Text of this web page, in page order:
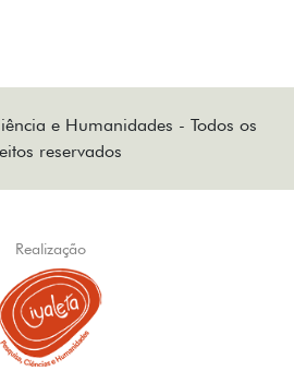
e Humanidades - Todos os
reservados
Realização